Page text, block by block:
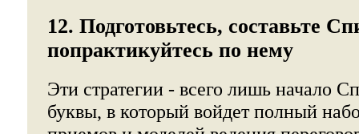
12. Подготовьтесь, составьте
попрактикуйтесь по нему
Эти стратегии - всего лишь начало
буквы, в который войдет полный